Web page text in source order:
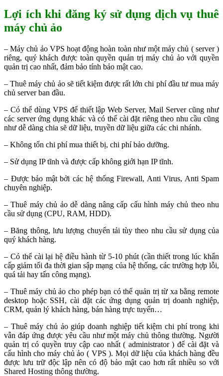
Lợi ích khi đăng ký sử dụng dịch vụ thuê
máy chủ ảo
– Máy chủ ảo VPS hoạt động hoàn toàn như một máy chủ ( server )
riêng, quý khách được toàn quyền quản trị máy chủ ảo với quyền
quản trị cao nhất, đảm bảo tính bảo mật cao.
– Thuê máy chủ ảo sẽ tiết kiệm được rất lớn chi phí đầu tư mua máy
chủ server ban đầu.
– Có thể dùng VPS để thiết lập Web Server, Mail Server cũng như
các server ứng dụng khác và có thể cài đặt riêng theo nhu cầu cũng
như dễ dàng chia sẽ dữ liệu, truyền dữ liệu giữa các chi nhánh.
– Không tốn chi phí mua thiết bị, chi phí bảo dưỡng.
– Sử dụng IP tĩnh và được cấp không giới hạn IP tĩnh.
– Được bảo mật bởi các hệ thống Firewall, Anti Virus, Anti Spam
chuyên nghiệp.
– Thuê máy chủ ảo dễ dàng nâng cấp cấu hình máy chủ theo nhu
cầu sử dụng (CPU, RAM, HDD).
– Băng thông, lưu lượng chuyển tải tùy theo nhu cầu sử dụng của
quý khách hàng.
– Có thể cài lại hệ điều hành từ 5-10 phút (cần thiết trong lúc khẩn
cấp giảm tối đa thời gian sập mạng của hệ thống, các trường hợp lỗi,
quá tải hay tấn công mạng).
– Thuê máy chủ ảo cho phép bạn có thể quản trị từ xa bằng remote
desktop hoặc SSH, cài đặt các ứng dụng quản trị doanh nghiệp,
CRM, quản lý khách hàng, bán hàng trực tuyến…
– Thuê máy chủ ảo giúp doanh nghiệp tiết kiệm chi phí trong khi
vẫn đáp ứng được yêu cầu như một máy chủ thông thường. Người
quản trị có quyền truy cập cao nhất ( administrator ) để cài đặt và
cấu hình cho máy chủ ảo ( VPS ). Mọi dữ liệu của khách hàng đều
được lưu trữ độc lập nên có độ bảo mật cao hơn rất nhiều so với
Shared Hosting thông thường.